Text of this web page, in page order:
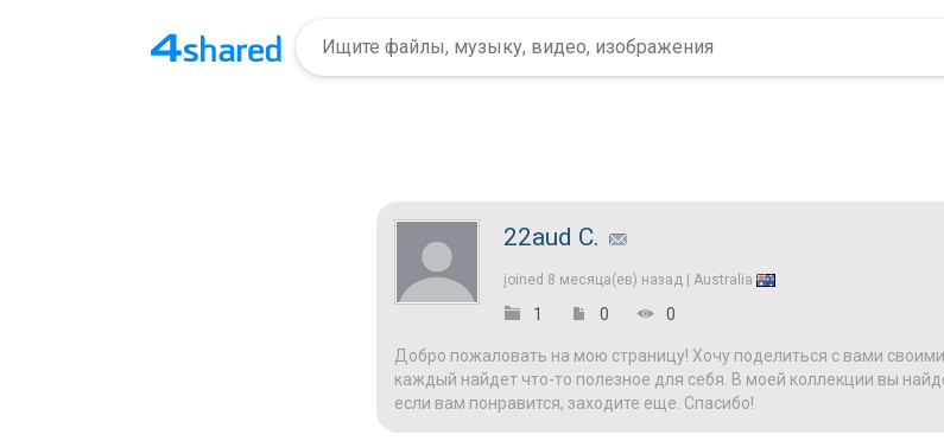
22aud C.
joined 8 месяца(ев) назад | Australia
1 0 0
Добро пожаловать на мою страницу! Хочу поделиться с вами
каждый найдет что-то полезное для себя. В моей коллекции вы
если вам понравится, заходите еще. Спасибо!